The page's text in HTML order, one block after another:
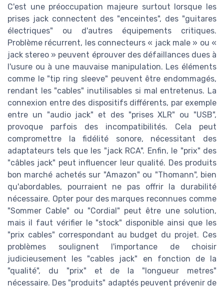
C'est une préoccupation majeure surtout lorsque les
prises jack connectent des "enceintes", des "guitares
électriques" ou d'autres équipements critiques.
Problème récurrent, les connecteurs « jack male » ou «
jack stereo » peuvent éprouver des défaillances dues à
l'usure ou à une mauvaise manipulation. Les éléments
comme le "tip ring sleeve" peuvent être endommagés,
rendant les "cables" inutilisables si mal entretenus. La
connexion entre des dispositifs différents, par exemple
entre un "audio jack" et des "prises XLR" ou "USB",
provoque parfois des incompatibilités. Cela peut
compromettre la fidélité sonore, nécessitant des
adaptateurs tels que les "jack RCA". Enfin, le "prix" des
"câbles jack" peut influencer leur qualité. Des produits
bon marché achetés sur "Amazon" ou "Thomann", bien
qu'abordables, pourraient ne pas offrir la durabilité
nécessaire. Opter pour des marques reconnues comme
"Sommer Cable" ou "Cordial" peut être une solution,
mais il faut vérifier le "stock" disponible ainsi que les
"prix cables" correspondant au budget du projet. Ces
problèmes soulignent l'importance de choisir
judicieusement les "cables jack" en fonction de la
"qualité", du "prix" et de la "longueur metres"
nécessaire. Des "produits" adaptés peuvent prévenir de